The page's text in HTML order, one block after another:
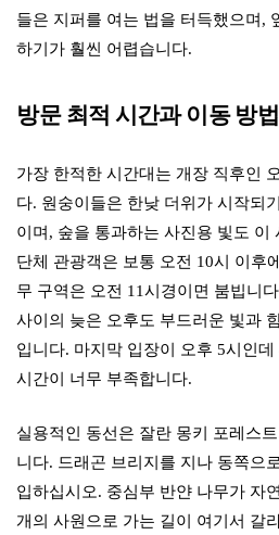
들은 지퍼를 여는 법을 터득했으며,
하기가 훨씬 어렵습니다.
방문 최적 시간과 이동 방법
가장 한적한 시간대는 개장 직후인
다. 원숭이들은 한낮 더위가 시작되
이며, 숲을 통과하는 사진용 빛도 이
단체 관광객은 보통 오전 10시 이후
무 구역은 오전 11시경이면 붐빕니
사이의 늦은 오후도 부드러운 빛과
입니다. 마지막 입장이 오후 5시인
시간이 너무 부족합니다.
실용적인 동선은 잘란 몽키 포레스
니다. 드래곤 브리지를 지나 동쪽으
입하십시오. 중심부 반얀 나무가 자
개의 사원으로 가는 길이 여기서 갈